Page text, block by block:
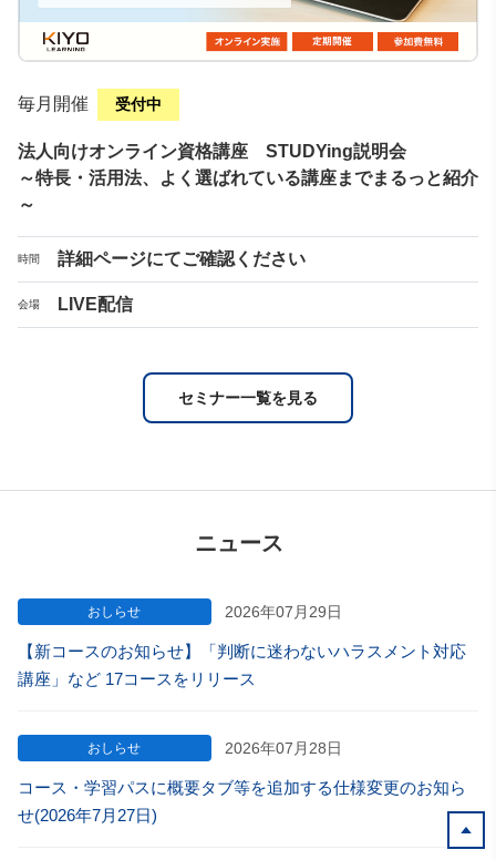
毎月開催 受付中
法人向けオンライン資格講座 STUDYing説明会
～特長・活用法、よく選ばれている講座までまるっと紹介
～
時間 詳細ページにてご確認ください
会場 LIVE配信
セミナー一覧を見る
ニュース
おしらせ 2026年07月29日
【新コースのお知らせ】「判断に迷わないハラスメント対応
講座」など 17コースをリリース
おしらせ 2026年07月28日
コース・学習パスに概要タブ等を追加する仕様変更のお知ら
せ(2026年7月27日)